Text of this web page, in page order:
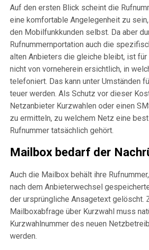
Auf den ersten Blick scheint die
eine komfortable Angelegenheit zu
den Mobilfunkkunden selbst. Da aber
Rufnummernportation auch die
alten Anbieters die gleiche bleibt, ist für
nicht von vorneherein ersichtlich, in
telefoniert. Das kann unter Umständen
teuer werden. Als Schutz vor dieser
Netzanbieter Kurzwahlen oder einen
zu ermitteln, zu welchem Netz eine
Rufnummer tatsächlich gehört.
Mailbox bedarf der
Auch die Mailbox behält ihre
nach dem Anbieterwechsel
der ursprüngliche Ansagetext gelöscht.
Mailboxabfrage über Kurzwahl muss
Kurzwahlnummer des neuen
werden.